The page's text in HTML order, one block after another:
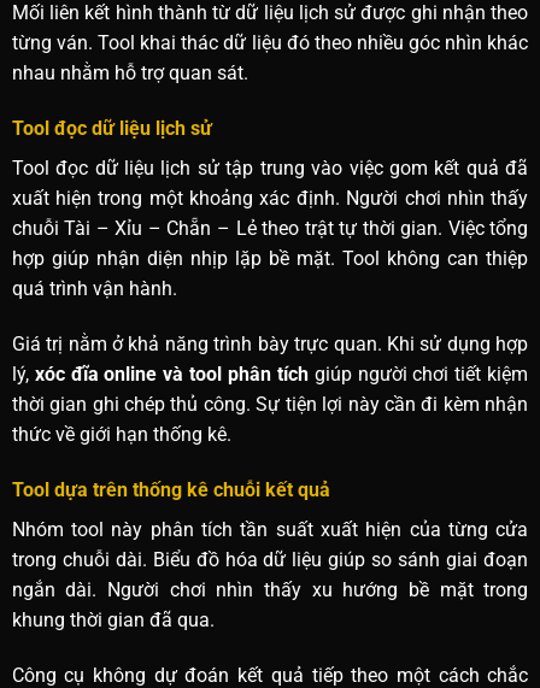
Mối liên kết hình thành từ dữ liệu lịch sử được ghi nhận theo
từng ván. Tool khai thác dữ liệu đó theo nhiều góc nhìn khác
nhau nhằm hỗ trợ quan sát.
Tool đọc dữ liệu lịch sử
Tool đọc dữ liệu lịch sử tập trung vào việc gom kết quả đã
xuất hiện trong một khoảng xác định. Người chơi nhìn thấy
chuỗi Tài – Xỉu – Chẵn – Lẻ theo trật tự thời gian. Việc tổng
hợp giúp nhận diện nhịp lặp bề mặt. Tool không can thiệp
quá trình vận hành.
Giá trị nằm ở khả năng trình bày trực quan. Khi sử dụng hợp
lý, xóc đĩa online và tool phân tíchgiúp người chơi tiết kiệm
thời gian ghi chép thủ công. Sự tiện lợi này cần đi kèm nhận
thức về giới hạn thống kê.
Tool dựa trên thống kê chuỗi kết quả
Nhóm tool này phân tích tần suất xuất hiện của từng cửa
trong chuỗi dài. Biểu đồ hóa dữ liệu giúp so sánh giai đoạn
ngắn dài. Người chơi nhìn thấy xu hướng bề mặt trong
khung thời gian đã qua.
Công cụ không dự đoán kết quả tiếp theo một cách chắc